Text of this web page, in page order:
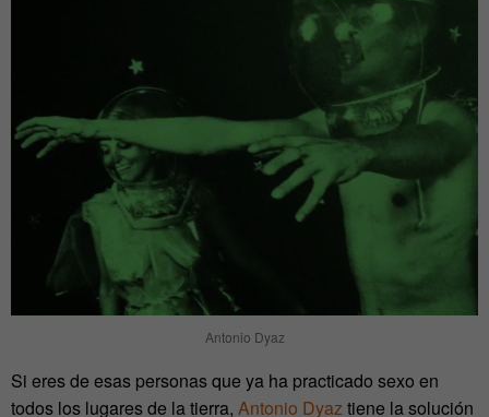
Antonio Dyaz
Si eres de esas personas que ya ha practicado sexo en
todos los lugares de la tierra, Antonio Dyaztiene la solución